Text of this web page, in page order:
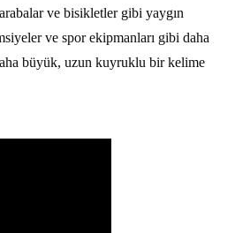
ve bisikletler gibi yaygın
ve spor ekipmanları gibi daha
büyük, uzun kuyruklu bir kelime